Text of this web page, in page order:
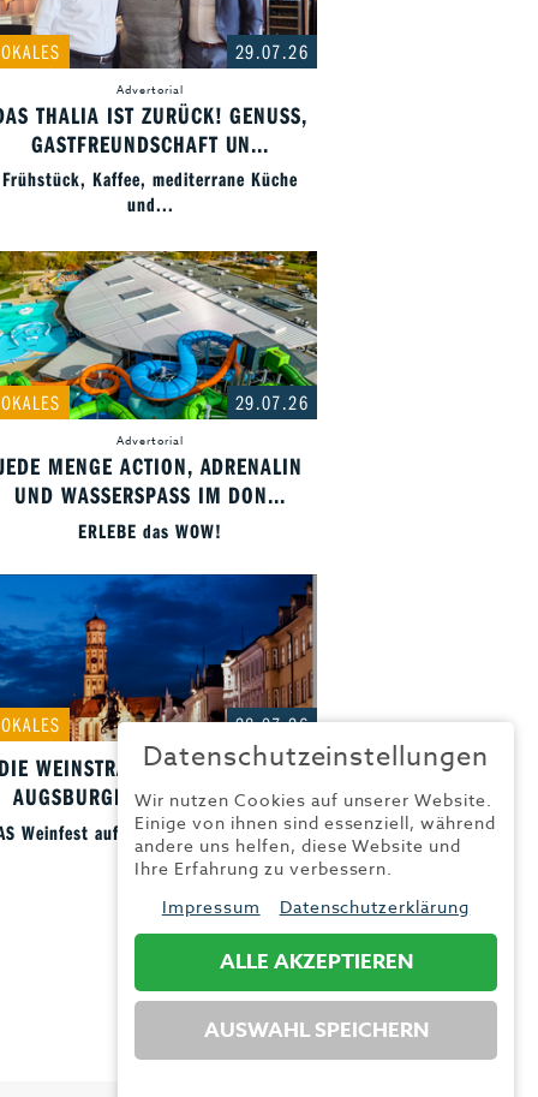
29.07.26
Advertorial
THALIA IST ZURÜCK! GENUSS,
GASTFREUNDSCHAFT UN...
Frühstück, Kaffee, mediterrane Küche
und...
29.07.26
Advertorial
MENGE ACTION, ADRENALIN
UND WASSERSPASS IM DON...
ERLEBE das WOW!
28.07.26
DIE WEINSTRASSE 2026 AUF DER A
UGSBURGER MAXIMILIANS...
Weinfest auf Augsburgs Prachtstraße
Datenschutzeinstellungen
Wir nutzen Cookies auf unserer Website.
Einige von ihnen sind essenziell, während
andere uns helfen, diese Website und
Ihre Erfahrung zu verbessern.
Impressum
Datenschutzerklärung
ALLE AKZEPTIEREN
AUSWAHL SPEICHERN